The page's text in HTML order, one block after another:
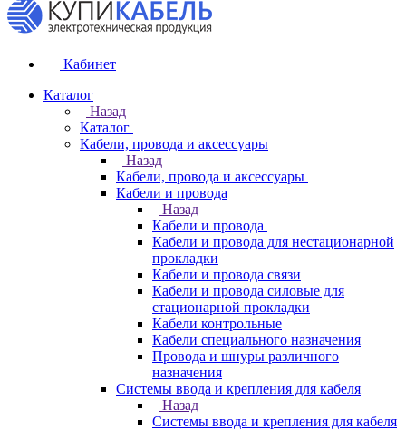
Кабинет
Каталог
Назад
Каталог
Кабели, провода и аксессуары
Назад
Кабели, провода и аксессуары
Кабели и провода
Назад
Кабели и провода
Кабели и провода для нестационарной
прокладки
Кабели и провода связи
Кабели и провода силовые для
стационарной прокладки
Кабели контрольные
Кабели специального назначения
Провода и шнуры различного
назначения
Системы ввода и крепления для кабеля
Назад
Системы ввода и крепления для кабеля